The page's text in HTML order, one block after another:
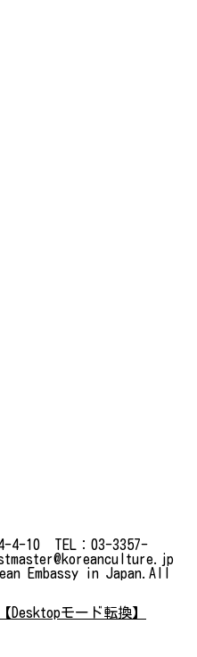
4-10 TEL：03-3357-
Embassy in Japan.All
【Desktopモード転換】